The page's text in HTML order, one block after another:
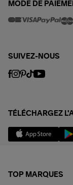
MODE DE
SUIVEZ-NOUS
TÉLÉCHARGEZ
TOP MARQUES